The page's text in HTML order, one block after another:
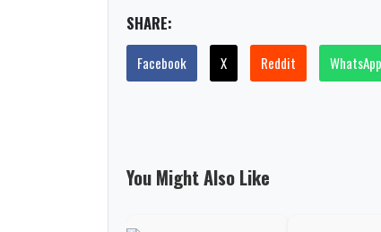
SHARE:
Facebook X Reddit WhatsApp
You Might Also Like